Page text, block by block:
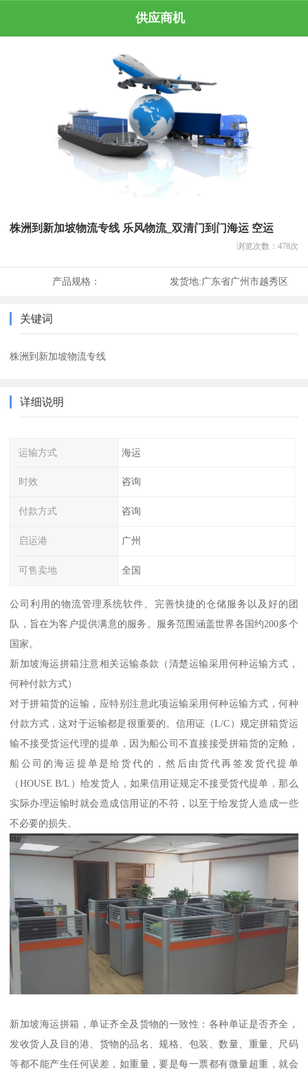
供应商机
株洲到新加坡物流专线 乐风物流_双清门到门海运 空运
浏览次数： 478次
产品规格： 发货地:广东省广州市越秀区
关键词
株洲到新加坡物流专线
详细说明
运输方式 海运
时效 咨询
付款方式 咨询
启运港 广州
可售卖地 全国
公司利用的物流管理系统软件、完善快捷的仓储服务以及好的团
队，旨在为客户提供满意的服务。服务范围涵盖世界各国约200多个
国家。
新加坡海运拼箱注意相关运输条款（清楚运输采用何种运输方式，
何种付款方式）
对于拼箱货的运输，应特别注意此项运输采用何种运输方式，何种
付款方式，这对于运输都是很重要的。信用证（L/C）规定拼箱货运
输不接受货运代理的提单，因为船公司不直接接受拼箱货的定舱，
船公司的海运提单是给货代的，然后由货代再签发货代提单
（HOUSE B/L）给发货人，如果信用证规定不接受货代提单，那么
实际办理运输时就会造成信用证的不符，以至于给发货人造成一些
不必要的损失。
新加坡海运拼箱，单证齐全及货物的一致性：各种单证是否齐全，
发收货人及目的港、货物的品名、规格、包装、数量、重量、尺码
等都不能产生任何误差，如重量，要是每一票都有微量超重，就会